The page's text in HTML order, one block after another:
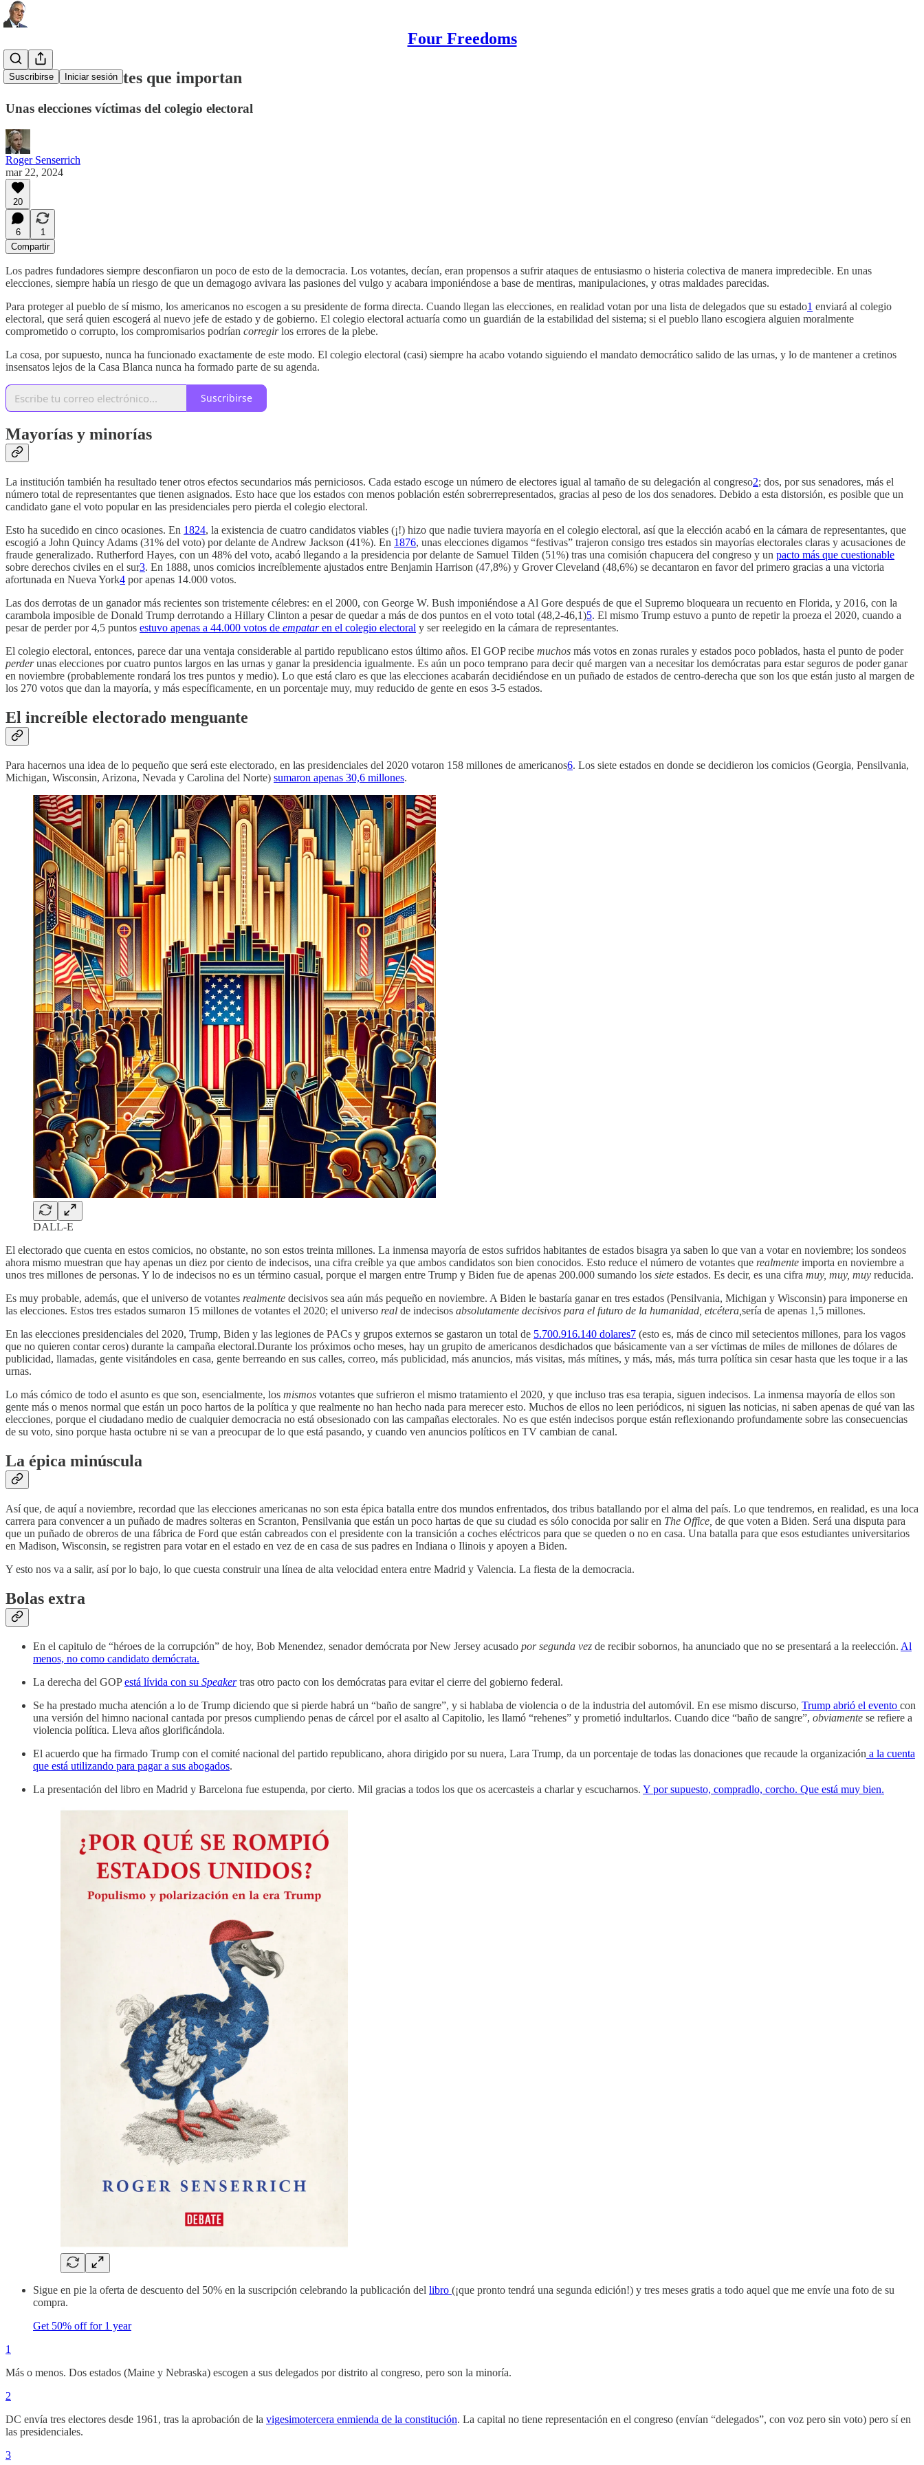
Four Freedoms
Suscribirse Iniciar sesión
Los únicos votantes que importan
Unas elecciones víctimas del colegio electoral
Roger Senserrich
mar 22, 2024
20
6
1
Compartir
Los padres fundadores siempre desconfiaron un poco de esto de la democracia. Los votantes, decían, eran propensos a sufrir ataques de entusiasmo o histeria colectiva de manera impredecible. En unas
elecciones, siempre había un riesgo de que un demagogo avivara las pasiones del vulgo y acabara imponiéndose a base de mentiras, manipulaciones, y otras maldades parecidas.
Para proteger al pueblo de sí mismo, los americanos no escogen a su presidente de forma directa. Cuando llegan las elecciones, en realidad votan por una lista de delegados que su estado1 enviará al colegio
electoral, que será quien escogerá al nuevo jefe de estado y de gobierno. El colegio electoral actuaría como un guardián de la estabilidad del sistema; si el pueblo llano escogiera alguien moralmente
comprometido o corrupto, los compromisarios podrían corregirlos errores de la plebe.
La cosa, por supuesto, nunca ha funcionado exactamente de este modo. El colegio electoral (casi) siempre ha acabo votando siguiendo el mandato democrático salido de las urnas, y lo de mantener a cretinos
insensatos lejos de la Casa Blanca nunca ha formado parte de su agenda.
Suscribirse
Mayorías y minorías
La institución también ha resultado tener otros efectos secundarios más perniciosos. Cada estado escoge un número de electores igual al tamaño de su delegación al congreso2; dos, por sus senadores, más el
número total de representantes que tienen asignados. Esto hace que los estados con menos población estén sobrerrepresentados, gracias al peso de los dos senadores. Debido a esta distorsión, es posible que un
candidato gane el voto popular en las presidenciales pero pierda el colegio electoral.
Esto ha sucedido en cinco ocasiones. En 1824, la existencia de cuatro candidatos viables (¡!) hizo que nadie tuviera mayoría en el colegio electoral, así que la elección acabó en la cámara de representantes, que
escogió a John Quincy Adams (31% del voto) por delante de Andrew Jackson (41%). En 1876, unas elecciones digamos “festivas” trajeron consigo tres estados sin mayorías electorales claras y acusaciones de
fraude generalizado. Rutherford Hayes, con un 48% del voto, acabó llegando a la presidencia por delante de Samuel Tilden (51%) tras una comisión chapucera del congreso y un pacto más que cuestionable
sobre derechos civiles en el sur3. En 1888, unos comicios increíblemente ajustados entre Benjamin Harrison (47,8%) y Grover Cleveland (48,6%) se decantaron en favor del primero gracias a una victoria
afortunada en Nueva York4 por apenas 14.000 votos.
Las dos derrotas de un ganador más recientes son tristemente célebres: en el 2000, con George W. Bush imponiéndose a Al Gore después de que el Supremo bloqueara un recuento en Florida, y 2016, con la
carambola imposible de Donald Trump derrotando a Hillary Clinton a pesar de quedar a más de dos puntos en el voto total (48,2-46,1)5. El mismo Trump estuvo a punto de repetir la proeza el 2020, cuando a
pesar de perder por 4,5 puntos estuvo apenas a 44.000 votos de empataren el colegio electoral y ser reelegido en la cámara de representantes.
El colegio electoral, entonces, parece dar una ventaja considerable al partido republicano estos último años. El GOP recibe muchos más votos en zonas rurales y estados poco poblados, hasta el punto de poder
perderunas elecciones por cuatro puntos largos en las urnas y ganar la presidencia igualmente. Es aún un poco temprano para decir qué margen van a necesitar los demócratas para estar seguros de poder ganar
en noviembre (probablemente rondará los tres puntos y medio). Lo que está claro es que las elecciones acabarán decidiéndose en un puñado de estados de centro-derecha que son los que están justo al margen de
los 270 votos que dan la mayoría, y más específicamente, en un porcentaje muy, muy reducido de gente en esos 3-5 estados.
El increíble electorado menguante
Para hacernos una idea de lo pequeño que será este electorado, en las presidenciales del 2020 votaron 158 millones de americanos6. Los siete estados en donde se decidieron los comicios (Georgia, Pensilvania,
Michigan, Wisconsin, Arizona, Nevada y Carolina del Norte) sumaron apenas 30,6 millones.
DALL-E
El electorado que cuenta en estos comicios, no obstante, no son estos treinta millones. La inmensa mayoría de estos sufridos habitantes de estados bisagra ya saben lo que van a votar en noviembre; los sondeos
ahora mismo muestran que hay apenas un diez por ciento de indecisos, una cifra creíble ya que ambos candidatos son bien conocidos. Esto reduce el número de votantes que realmente importa en noviembre a
unos tres millones de personas. Y lo de indecisos no es un término casual, porque el margen entre Trump y Biden fue de apenas 200.000 sumando los siete estados. Es decir, es una cifra muy, muy, muy reducida.
Es muy probable, además, que el universo de votantes realmente decisivos sea aún más pequeño en noviembre. A Biden le bastaría ganar en tres estados (Pensilvania, Michigan y Wisconsin) para imponerse en
las elecciones. Estos tres estados sumaron 15 millones de votantes el 2020; el universo real de indecisos absolutamente decisivos para el futuro de la humanidad, etcétera, sería de apenas 1,5 millones.
En las elecciones presidenciales del 2020, Trump, Biden y las legiones de PACs y grupos externos se gastaron un total de 5.700.916.140 dolares7 (esto es, más de cinco mil setecientos millones, para los vagos
que no quieren contar ceros) durante la campaña electoral.Durante los próximos ocho meses, hay un grupito de americanos desdichados que básicamente van a ser víctimas de miles de millones de dólares de
publicidad, llamadas, gente visitándoles en casa, gente berreando en sus calles, correo, más publicidad, más anuncios, más visitas, más mítines, y más, más, más turra política sin cesar hasta que les toque ir a las
urnas.
Lo más cómico de todo el asunto es que son, esencialmente, los mismos votantes que sufrieron el mismo tratamiento el 2020, y que incluso tras esa terapia, siguen indecisos. La inmensa mayoría de ellos son
gente más o menos normal que están un poco hartos de la política y que realmente no han hecho nada para merecer esto. Muchos de ellos no leen periódicos, ni siguen las noticias, ni saben apenas de qué van las
elecciones, porque el ciudadano medio de cualquier democracia no está obsesionado con las campañas electorales. No es que estén indecisos porque están reflexionando profundamente sobre las consecuencias
de su voto, sino porque hasta octubre ni se van a preocupar de lo que está pasando, y cuando ven anuncios políticos en TV cambian de canal.
La épica minúscula
Así que, de aquí a noviembre, recordad que las elecciones americanas no son esta épica batalla entre dos mundos enfrentados, dos tribus batallando por el alma del país. Lo que tendremos, en realidad, es una loca
carrera para convencer a un puñado de madres solteras en Scranton, Pensilvania que están un poco hartas de que su ciudad es sólo conocida por salir en The Office, de que voten a Biden. Será una disputa para
que un puñado de obreros de una fábrica de Ford que están cabreados con el presidente con la transición a coches eléctricos para que se queden o no en casa. Una batalla para que esos estudiantes universitarios
en Madison, Wisconsin, se registren para votar en el estado en vez de en casa de sus padres en Indiana o Ilinois y apoyen a Biden.
Y esto nos va a salir, así por lo bajo, lo que cuesta construir una línea de alta velocidad entera entre Madrid y Valencia. La fiesta de la democracia.
Bolas extra
En el capitulo de “héroes de la corrupción” de hoy, Bob Menendez, senador demócrata por New Jersey acusado por segunda vez de recibir sobornos, ha anunciado que no se presentará a la reelección. Al
menos, no como candidato demócrata.
La derecha del GOPestá lívida con su Speakertras otro pacto con los demócratas para evitar el cierre del gobierno federal.
Se ha prestado mucha atención a lo de Trump diciendo que si pierde habrá un “baño de sangre”, y si hablaba de violencia o de la industria del automóvil. En ese mismo discurso, Trump abrió el evento con
una versión del himno nacional cantada por presos cumpliendo penas de cárcel por el asalto al Capitolio, les llamó “rehenes” y prometió indultarlos. Cuando dice “baño de sangre”, obviamente se refiere a
violencia política. Lleva años glorificándola.
El acuerdo que ha firmado Trump con el comité nacional del partido republicano, ahora dirigido por su nuera, Lara Trump, da un porcentaje de todas las donaciones que recaude la organización a la cuenta
que está utilizando para pagar a sus abogados.
La presentación del libro en Madrid y Barcelona fue estupenda, por cierto. Mil gracias a todos los que os acercasteis a charlar y escucharnos. Y por supuesto, compradlo, corcho. Que está muy bien.
Sigue en pie la oferta de descuento del 50% en la suscripción celebrando la publicación del libro (¡que pronto tendrá una segunda edición!) y tres meses gratis a todo aquel que me envíe una foto de su
compra.
Get 50% off for 1 year
1
Más o menos. Dos estados (Maine y Nebraska) escogen a sus delegados por distrito al congreso, pero son la minoría.
2
DC envía tres electores desde 1961, tras la aprobación de la vigesimotercera enmienda de la constitución. La capital no tiene representación en el congreso (envían “delegados”, con voz pero sin voto) pero sí en
las presidenciales.
3